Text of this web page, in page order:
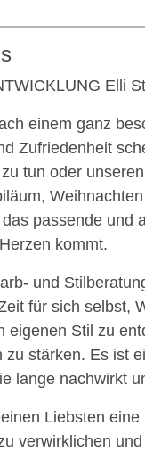
Elli
einem ganz
Zufriedenheit
tun oder
passende und
kommt.
und
für sich selbst,
eigenen Stil zu
zu stärken. Es ist
lange nachwirkt
Liebsten
verwirklichen